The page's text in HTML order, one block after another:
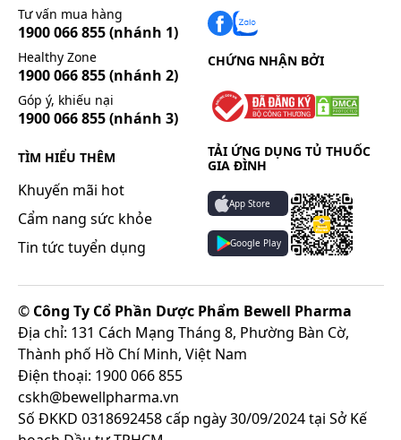
Phản ứng dị ứng như phát ban da.
Chưa rõ tần suất
Ngứa.
Hướng dẫn cách xử trí ADR
Khi gặp tác dụng phụ của thuốc, cần ngưng sử
dụng và thông báo cho bác sĩ hoặc đến cơ sở y tế
gần nhất để được xử trí kịp thời.
Những lưu ý khi sử dụng:
Trước khi sử dụng thuốc bạn cần đọc kỹ hướng
Chống chỉ định
Thuốc Vihacaps 600 chống chỉ định trong các
trường hợp quá mẫn với protein đậu nành, đậu
lạc hoặc bất kỳ thành phần nào của thuốc.
Tư vấn mua hàng
1900 066 855(nhánh 1)
Healthy Zone
1900 066 855(nhánh 2)
Góp ý, khiếu nại
1900 066 855(nhánh 3)
TÌM HIỂU THÊM
Khuyến mãi hot
Cẩm nang sức khỏe
Tin tức tuyển dụng
CHỨNG NHẬN BỞI
TẢI ỨNG DỤNG TỦ THUỐC
GIA ĐÌNH
App Store
Google Play
© Công Ty Cổ Phần Dược Phẩm Bewell Pharma
Địa chỉ: 131 Cách Mạng Tháng 8, Phường Bàn Cờ,
Thành phố Hồ Chí Minh, Việt Nam
Điện thoại: 1900 066 855
cskh@bewellpharma.vn
Số ĐKKD 0318692458 cấp ngày 30/09/2024 tại Sở Kế